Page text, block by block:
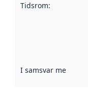
Tidsrom:
I samsvar med